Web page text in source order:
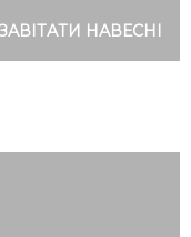
НАВЕСНІ